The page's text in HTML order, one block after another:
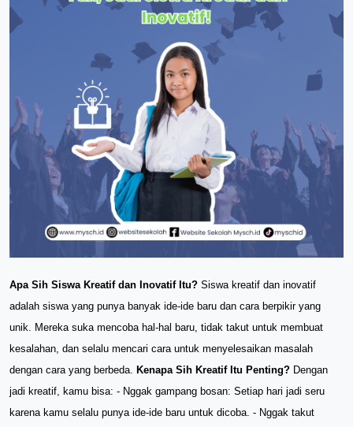
Apa Sih Siswa Kreatif dan Inovatif Itu? Siswa kreatif dan inovatif
adalah siswa yang punya banyak ide-ide baru dan cara berpikir yang
unik. Mereka suka mencoba hal-hal baru, tidak takut untuk membuat
kesalahan, dan selalu mencari cara untuk menyelesaikan masalah
dengan cara yang berbeda. Kenapa Sih Kreatif Itu Penting? Dengan
jadi kreatif, kamu bisa: - Nggak gampang bosan: Setiap hari jadi seru
karena kamu selalu punya ide-ide baru untuk dicoba. - Nggak takut